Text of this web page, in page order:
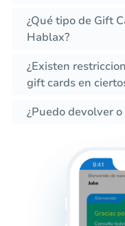
¿Qué tipo de Gift
Hablax?
¿Existen
gift cards en
¿Puedo devolver